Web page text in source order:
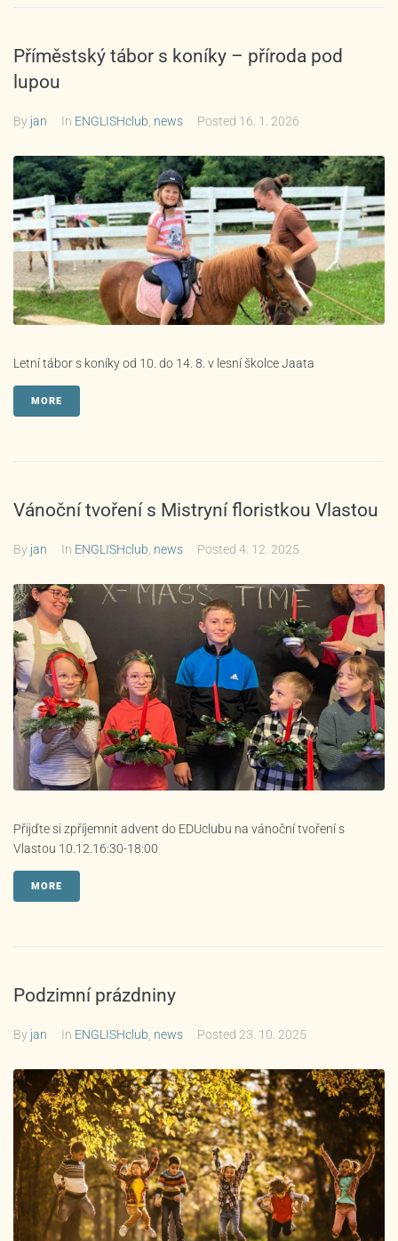
Příměstský tábor s koníky – příroda pod
lupou
By jan In ENGLISHclub news Posted 16. 1. 2026
Letní tábor s koníky od 10. do 14. 8. v lesní školce Jaata
MORE
Vánoční tvoření s Mistryní floristkou Vlastou
By jan In ENGLISHclub news Posted 4. 12. 2025
Přijďte si zpříjemnit advent do EDUclubu na vánoční tvoření s
Vlastou 10.12.16:30-18:00
MORE
Podzimní prázdniny
By jan In ENGLISHclub news Posted 23. 10. 2025